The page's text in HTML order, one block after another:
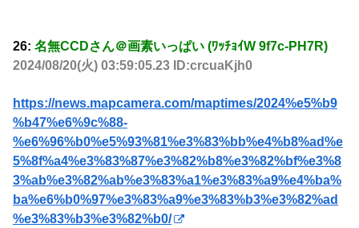
26: 名無CCDさん＠画素いっぱい (ﾜｯﾁｮｲW 9f7c-PH7R)
2024/08/20(火) 03:59:05.23 ID:crcuaKjh0
https://news.mapcamera.com/maptimes/2024%e5%b9
%b47%e6%9c%88-
%e6%96%b0%e5%93%81%e3%83%bb%e4%b8%ad%e
5%8f%a4%e3%83%87%e3%82%b8%e3%82%bf%e3%8
3%ab%e3%82%ab%e3%83%a1%e3%83%a9%e4%ba%
ba%e6%b0%97%e3%83%a9%e3%83%b3%e3%82%ad
%e3%83%b3%e3%82%b0/